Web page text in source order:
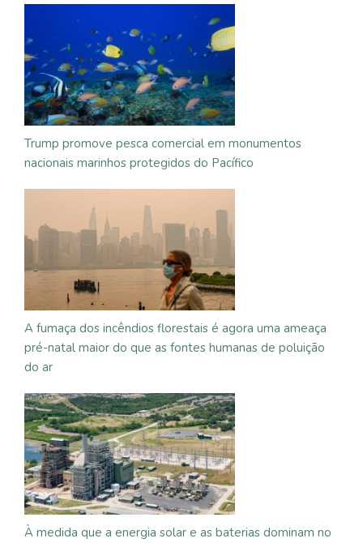
Trump promove pesca comercial em monumentos
nacionais marinhos protegidos do Pacífico
A fumaça dos incêndios florestais é agora uma ameaça
pré-natal maior do que as fontes humanas de poluição
do ar
À medida que a energia solar e as baterias dominam no